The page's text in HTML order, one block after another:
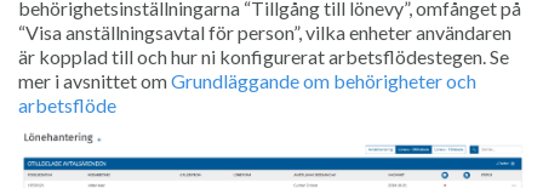
behörighetsinställningarna “Tillgång till lönevy”, omfånget på
“Visa anställningsavtal för person”, vilka enheter användaren
är kopplad till och hur ni konfigurerat arbetsflödestegen. Se
mer i avsnittet omGrundläggande om behörigheter och
arbetsflöde